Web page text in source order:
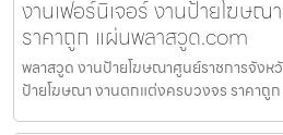
งานเฟอร์นิเจอร์ งานป้ายโฆษ
ราคาถูก แผ่นพลาสวูด.com
พลาสวูด งานป้ายโฆษณาศูนย์ราชการจังห
ป้ายโฆษณา งานตกแต่งครบวงจร ราคา